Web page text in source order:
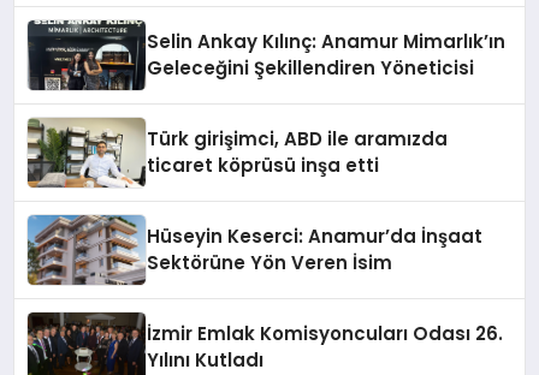
Selin Ankay Kılınç: Anamur Mimarlık’ın
Geleceğini Şekillendiren Yöneticisi
Türk girişimci, ABD ile aramızda
ticaret köprüsü inşa etti
Hüseyin Keserci: Anamur’da İnşaat
Sektörüne Yön Veren İsim
İzmir Emlak Komisyoncuları Odası 26.
Yılını Kutladı